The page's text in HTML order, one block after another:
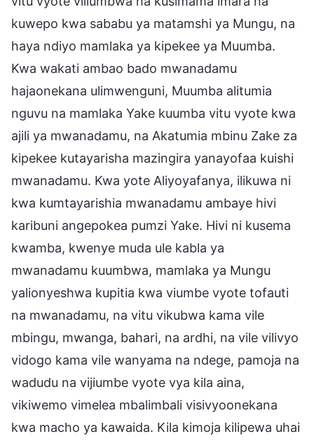
kuwepo kwa sababu ya matamshi ya Mungu, na
haya ndiyo mamlaka ya kipekee ya Muumba.
Kwa wakati ambao bado mwanadamu
hajaonekana ulimwenguni, Muumba alitumia
nguvu na mamlaka Yake kuumba vitu vyote kwa
ajili ya mwanadamu, na Akatumia mbinu Zake za
kipekee kutayarisha mazingira yanayofaa kuishi
mwanadamu. Kwa yote Aliyoyafanya, ilikuwa ni
kwa kumtayarishia mwanadamu ambaye hivi
karibuni angepokea pumzi Yake. Hivi ni kusema
kwamba, kwenye muda ule kabla ya
mwanadamu kuumbwa, mamlaka ya Mungu
yalionyeshwa kupitia kwa viumbe vyote tofauti
na mwanadamu, na vitu vikubwa kama vile
mbingu, mwanga, bahari, na ardhi, na vile vilivyo
vidogo kama vile wanyama na ndege, pamoja na
wadudu na vijiumbe vyote vya kila aina,
vikiwemo vimelea mbalimbali visivyoonekana
kwa macho ya kawaida. Kila kimoja kilipewa uhai